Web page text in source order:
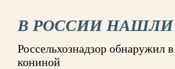
В РОССИИ
Россельхознадзор обнаружил
кониной